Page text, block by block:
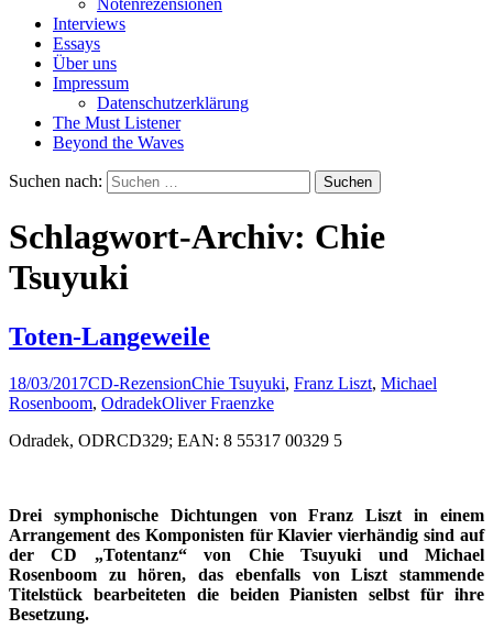
Interviews
Essays
Über uns
Impressum
Datenschutzerklärung
The Must Listener
Beyond the Waves
Suchen nach:
Schlagwort-Archiv: Chie
Tsuyuki
Toten-Langeweile
18/03/2017CD-RezensionChie Tsuyuki, Franz Liszt, Michael
Rosenboom, OdradekOliver Fraenzke
Odradek, ODRCD329; EAN: 8 55317 00329 5
Drei symphonische Dichtungen von Franz Liszt in einem
Arrangement des Komponisten für Klavier vierhändig sind auf
der CD „Totentanz“ von Chie Tsuyuki und Michael
Rosenboom zu hören, das ebenfalls von Liszt stammende
Titelstück bearbeiteten die beiden Pianisten selbst für ihre
Besetzung.